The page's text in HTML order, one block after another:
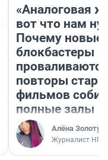
«Аналоговая
вот что нам
Почему новые
блокбастеры
повторы
фильмов
полные залы
Алёна
Журналист НГС